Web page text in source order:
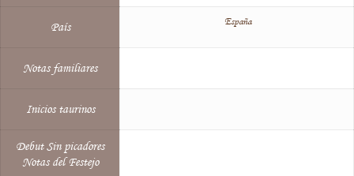
País España
Notas familiares
Inicios taurinos
Debut Sin picadores
Notas del Festejo